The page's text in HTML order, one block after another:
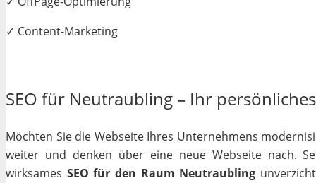
✓ Content-Marketing
SEO für Neutraubling – Ihr
Möchten Sie die Webseite Ihres Unternehmens
weiter und denken über eine neue Webseite nach.
wirksames SEO für den Raum Neutraubling